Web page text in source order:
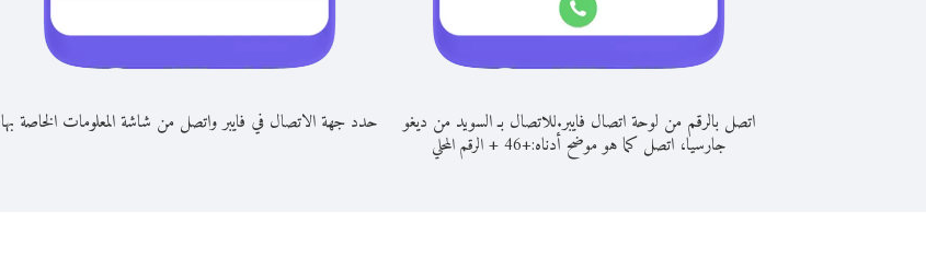
اتصل بالرقم من لوحة اتصال فايبر.للاتصال بـ السويد من ديغو
جارسيا، اتصل كما هو موضح أدناه:+
46
+الرقم المحلي
حدد جهة الاتصال في فايبر واتصل من شاشة المعلومات الخاصة بها